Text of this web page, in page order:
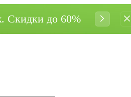
Cкидки до 60%